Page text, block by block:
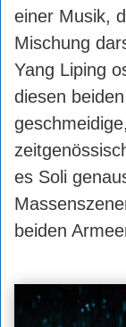
einer Musik,
Mischung
Yang Liping
diesen
es Soli
beiden